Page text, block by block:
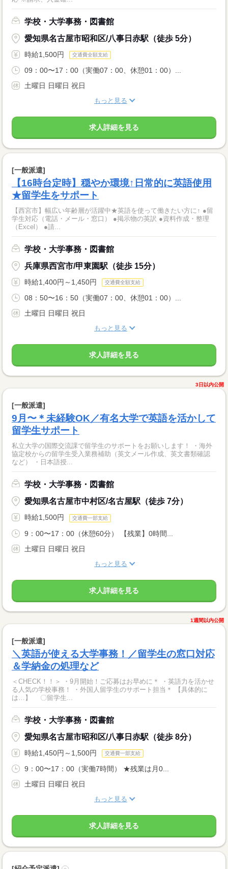
学校・大学事務・図書館
愛知県名古屋市昭和区/八事日赤駅（徒歩 5分）
時給1,500円 交通費全額支給
09：00〜17：00（実働07：00、休憩01：00）...
土曜日 日曜日 祝日
もっと見る
求人詳細を見る
[一般派遣]
【16時台定時】穏やか環境↑日常的に英語使用
★留学生をサポート
【西宮市】幅広い年齢層が活躍中★英語を使って働きたい方に↑ ●留
学生対応（電話・メール・窓口） ●掲示物の英訳 ●資料作成・整理
（Excel） ●請...
学校・大学事務・図書館
兵庫県西宮市/甲東園駅（徒歩 15分）
時給1,400円～1,450円 交通費全額支給
08：50〜16：50（実働07：00、休憩01：00）...
土曜日 日曜日 祝日
もっと見る
求人詳細を見る
3日以内公開
[一般派遣]
9月〜＊未経験OK／有名大学で英語を活かして
留学生サポート
私立大学の国際交流課で留学生のサポートをお願いします！ ・海外
協定校からの留学生受入業務補助（英文メール作成、英文書類確認
など） ・日本語授...
学校・大学事務・図書館
愛知県名古屋市中村区/名古屋駅（徒歩 7分）
時給1,500円 交通費一部支給
9：00〜17：00（休憩60分） 【残業】0時間...
土曜日 日曜日 祝日
もっと見る
求人詳細を見る
1週間以内公開
[一般派遣]
＼英語が使える大学事務！／留学生の窓口対応
＆学納金の処理など
＜CHECK！！＞ ・9月開始！ご応募はお早めに＊ ・英語力を活かせ
る人気の学校事務！ ・外国人留学生のサポート担当＊ 【具体的に
は…】 〇留学生...
学校・大学事務・図書館
愛知県名古屋市昭和区/八事日赤駅（徒歩 8分）
時給1,450円～1,500円 交通費一部支給
9：00〜17：00（実働7時間） ★残業は月0...
土曜日 日曜日 祝日
もっと見る
求人詳細を見る